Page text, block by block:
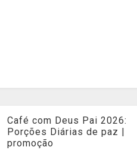
Café com Deus Pai 2026:
Porções Diárias de paz |
promoção